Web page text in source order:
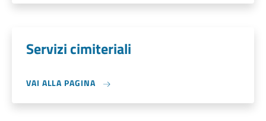
Servizi cimiteriali
VAI ALLA PAGINA